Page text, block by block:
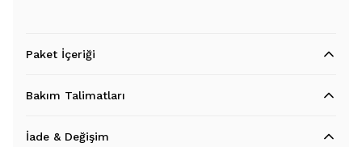
Paket İçeriği
Bakım Talimatları
İade & Değişim